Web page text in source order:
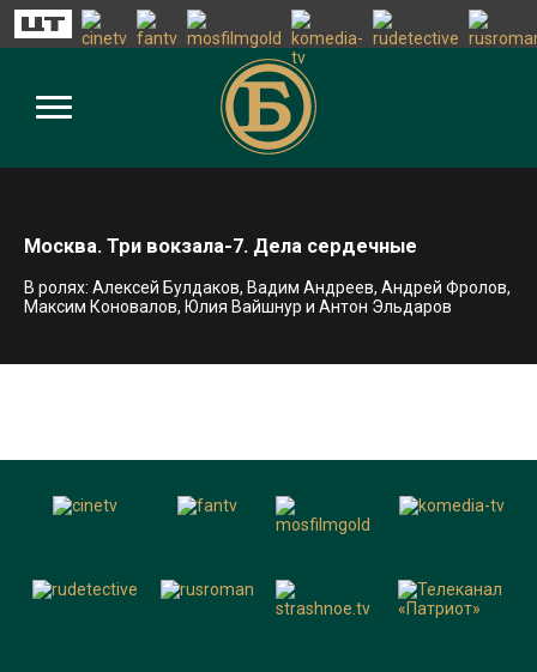
Москва. Три вокзала-7. Дела сердечные
В ролях: Алексей Булдаков, Вадим Андреев, Андрей Фролов,
Максим Коновалов, Юлия Вайшнур и Антон Эльдаров